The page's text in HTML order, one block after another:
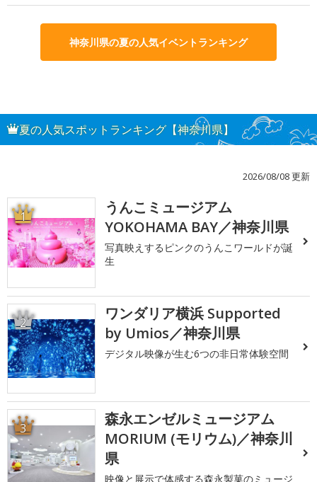
神奈川県の夏の人気イベントランキング
夏の人気スポットランキング【神奈川県】
2026/08/08 更新
1
うんこミュージアム
YOKOHAMA BAY／神奈川県
写真映えするピンクのうんこワールドが誕
生
2
ワンダリア横浜 Supported
by Umios／神奈川県
デジタル映像が生む6つの非日常体験空間
3
森永エンゼルミュージアム
MORIUM (モリウム)／神奈川
県
映像と展示で体感する森永製菓のミュージ